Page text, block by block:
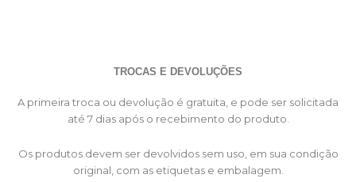
TROCAS E DEVOLUÇÕES
A primeira troca ou devolução é gratuita, e pode ser solicitada
até 7 dias após o recebimento do produto.
Os produtos devem ser devolvidos sem uso, em sua condição
original, com as etiquetas e embalagem.